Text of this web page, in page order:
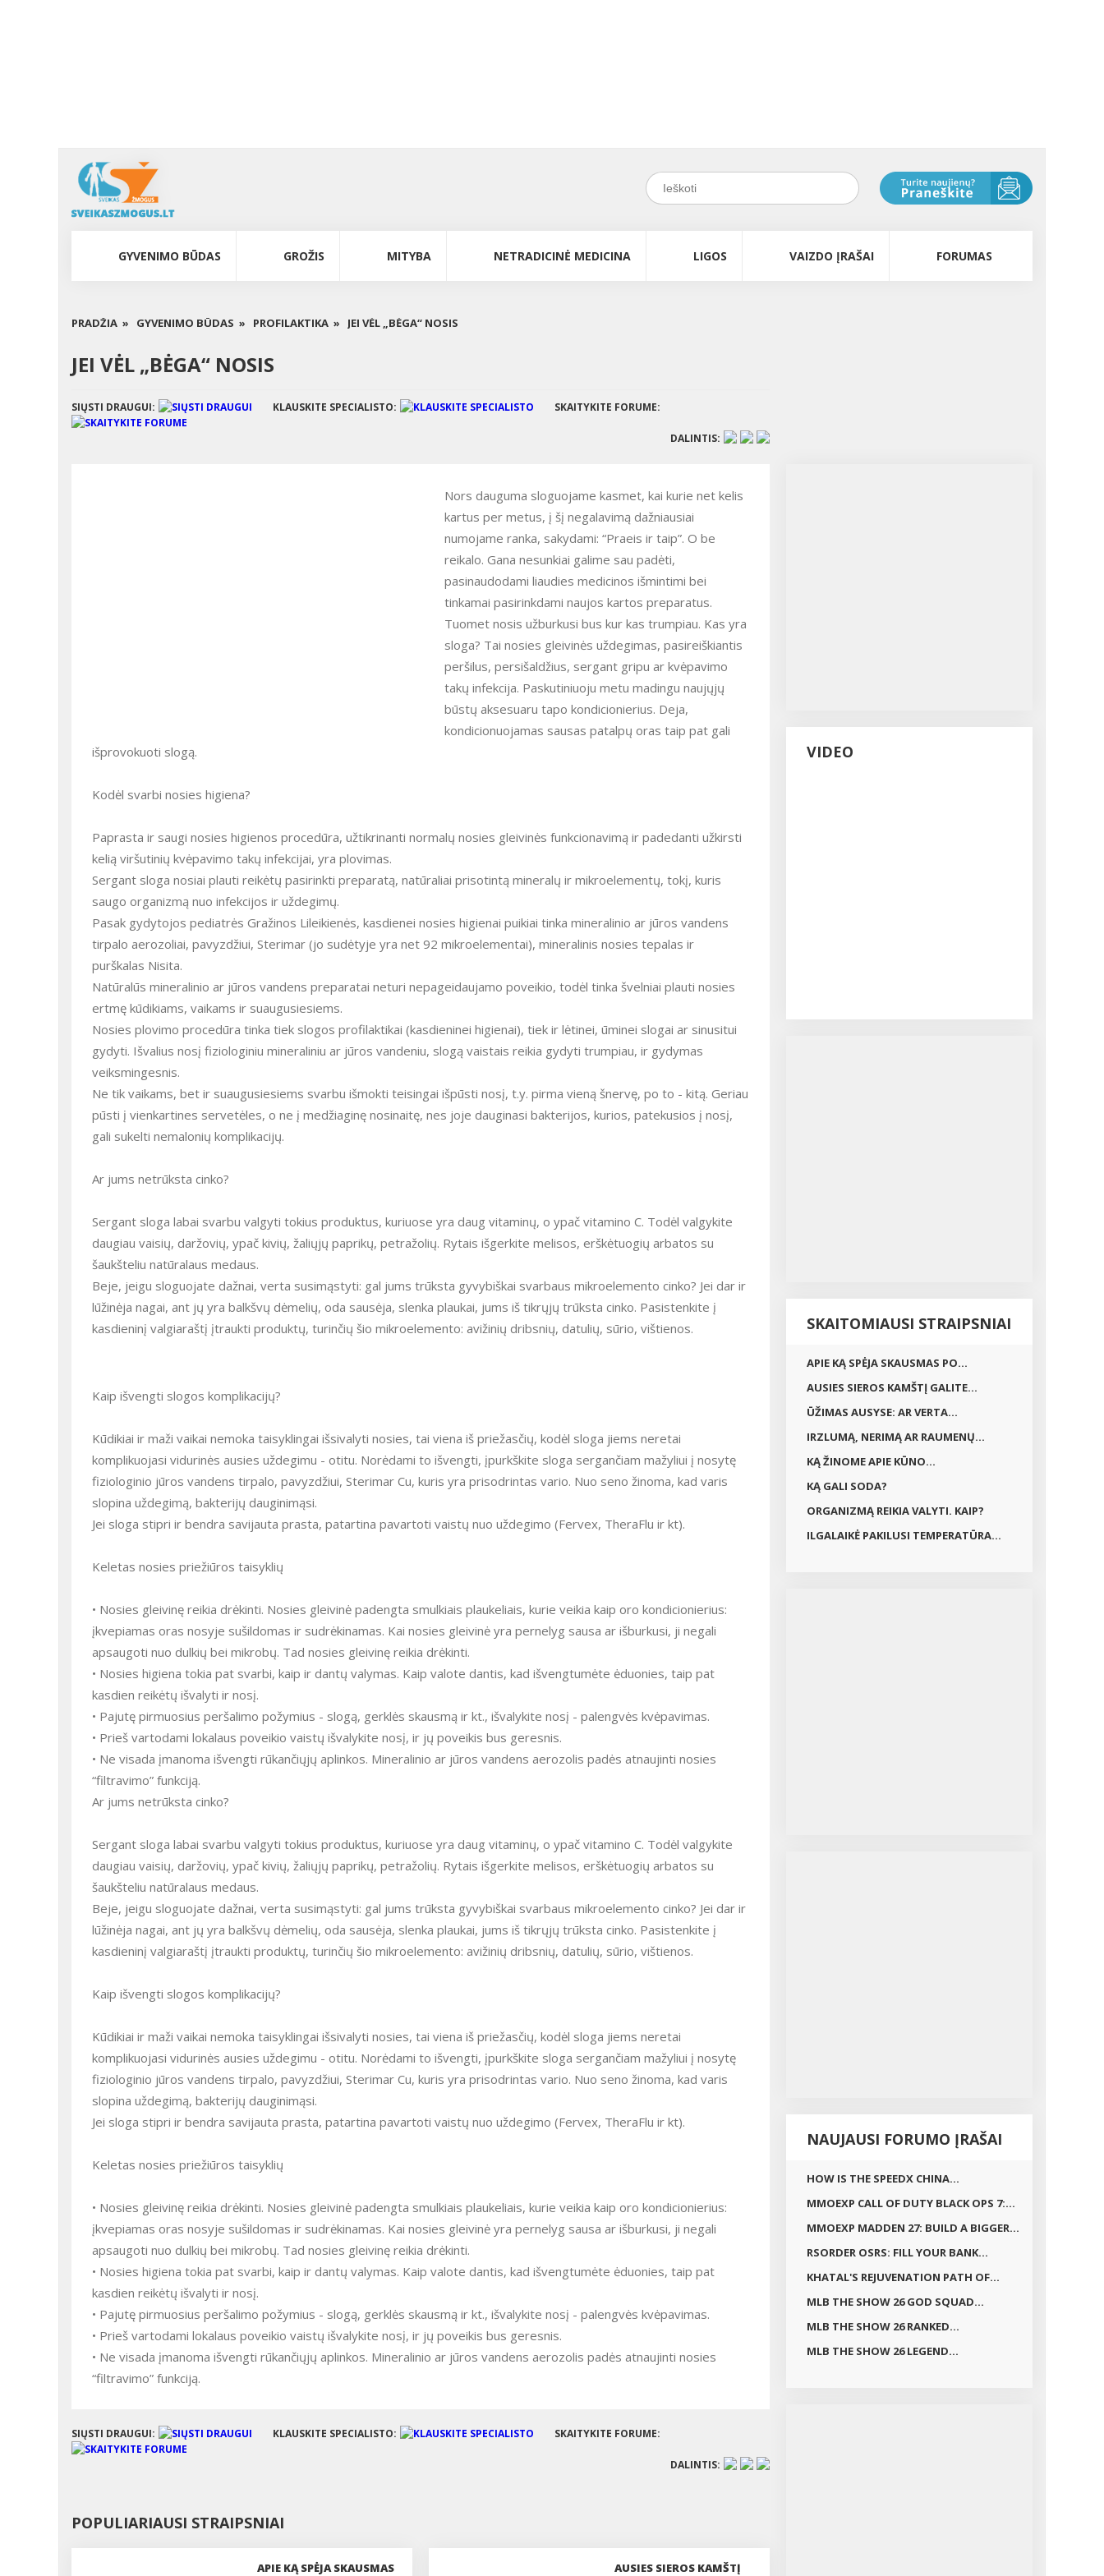
GYVENIMO BŪDAS GROŽIS MITYBA NETRADICINĖ MEDICINA LIGOS VAIZDO ĮRAŠAI FORUMAS
PRADŽIA » GYVENIMO BŪDAS » PROFILAKTIKA » JEI VĖL „BĖGA“ NOSIS
JEI VĖL „BĖGA“ NOSIS
SIŲSTI DRAUGUI: KLAUSKITE SPECIALISTO: SKAITYKITE FORUME:
DALINTIS:
Nors dauguma sloguojame kasmet, kai kurie net kelis
kartus per metus, į šį negalavimą dažniausiai
numojame ranka, sakydami: “Praeis ir taip”. O be
reikalo. Gana nesunkiai galime sau padėti,
pasinaudodami liaudies medicinos išmintimi bei
tinkamai pasirinkdami naujos kartos preparatus.
Tuomet nosis užburkusi bus kur kas trumpiau. Kas yra
sloga? Tai nosies gleivinės uždegimas, pasireiškiantis
peršilus, persišaldžius, sergant gripu ar kvėpavimo
takų infekcija. Paskutiniuoju metu madingu naujųjų
būstų aksesuaru tapo kondicionierius. Deja,
kondicionuojamas sausas patalpų oras taip pat gali
išprovokuoti slogą.
Kodėl svarbi nosies higiena?
Paprasta ir saugi nosies higienos procedūra, užtikrinanti normalų nosies gleivinės funkcionavimą ir padedanti užkirsti
kelią viršutinių kvėpavimo takų infekcijai, yra plovimas.
Sergant sloga nosiai plauti reikėtų pasirinkti preparatą, natūraliai prisotintą mineralų ir mikroelementų, tokį, kuris
saugo organizmą nuo infekcijos ir uždegimų.
Pasak gydytojos pediatrės Gražinos Lileikienės, kasdienei nosies higienai puikiai tinka mineralinio ar jūros vandens
tirpalo aerozoliai, pavyzdžiui, Sterimar (jo sudėtyje yra net 92 mikroelementai), mineralinis nosies tepalas ir
purškalas Nisita.
Natūralūs mineralinio ar jūros vandens preparatai neturi nepageidaujamo poveikio, todėl tinka švelniai plauti nosies
ertmę kūdikiams, vaikams ir suaugusiesiems.
Nosies plovimo procedūra tinka tiek slogos profilaktikai (kasdieninei higienai), tiek ir lėtinei, ūminei slogai ar sinusitui
gydyti. Išvalius nosį fiziologiniu mineraliniu ar jūros vandeniu, slogą vaistais reikia gydyti trumpiau, ir gydymas
veiksmingesnis.
Ne tik vaikams, bet ir suaugusiesiems svarbu išmokti teisingai išpūsti nosį, t.y. pirma vieną šnervę, po to - kitą. Geriau
pūsti į vienkartines servetėles, o ne į medžiaginę nosinaitę, nes joje dauginasi bakterijos, kurios, patekusios į nosį,
gali sukelti nemalonių komplikacijų.
Ar jums netrūksta cinko?
Sergant sloga labai svarbu valgyti tokius produktus, kuriuose yra daug vitaminų, o ypač vitamino C. Todėl valgykite
daugiau vaisių, daržovių, ypač kivių, žaliųjų paprikų, petražolių. Rytais išgerkite melisos, erškėtuogių arbatos su
šaukšteliu natūralaus medaus.
Beje, jeigu sloguojate dažnai, verta susimąstyti: gal jums trūksta gyvybiškai svarbaus mikroelemento cinko? Jei dar ir
lūžinėja nagai, ant jų yra balkšvų dėmelių, oda sausėja, slenka plaukai, jums iš tikrųjų trūksta cinko. Pasistenkite į
kasdieninį valgiaraštį įtraukti produktų, turinčių šio mikroelemento: avižinių dribsnių, datulių, sūrio, vištienos.
Kaip išvengti slogos komplikacijų?
Kūdikiai ir maži vaikai nemoka taisyklingai išsivalyti nosies, tai viena iš priežasčių, kodėl sloga jiems neretai
komplikuojasi vidurinės ausies uždegimu - otitu. Norėdami to išvengti, įpurkškite sloga sergančiam mažyliui į nosytę
fiziologinio jūros vandens tirpalo, pavyzdžiui, Sterimar Cu, kuris yra prisodrintas vario. Nuo seno žinoma, kad varis
slopina uždegimą, bakterijų dauginimąsi.
Jei sloga stipri ir bendra savijauta prasta, patartina pavartoti vaistų nuo uždegimo (Fervex, TheraFlu ir kt).
Keletas nosies priežiūros taisyklių
• Nosies gleivinę reikia drėkinti. Nosies gleivinė padengta smulkiais plaukeliais, kurie veikia kaip oro kondicionierius:
įkvepiamas oras nosyje sušildomas ir sudrėkinamas. Kai nosies gleivinė yra pernelyg sausa ar išburkusi, ji negali
apsaugoti nuo dulkių bei mikrobų. Tad nosies gleivinę reikia drėkinti.
• Nosies higiena tokia pat svarbi, kaip ir dantų valymas. Kaip valote dantis, kad išvengtumėte ėduonies, taip pat
kasdien reikėtų išvalyti ir nosį.
• Pajutę pirmuosius peršalimo požymius - slogą, gerklės skausmą ir kt., išvalykite nosį - palengvės kvėpavimas.
• Prieš vartodami lokalaus poveikio vaistų išvalykite nosį, ir jų poveikis bus geresnis.
• Ne visada įmanoma išvengti rūkančiųjų aplinkos. Mineralinio ar jūros vandens aerozolis padės atnaujinti nosies
“filtravimo” funkciją.
Ar jums netrūksta cinko?
Sergant sloga labai svarbu valgyti tokius produktus, kuriuose yra daug vitaminų, o ypač vitamino C. Todėl valgykite
daugiau vaisių, daržovių, ypač kivių, žaliųjų paprikų, petražolių. Rytais išgerkite melisos, erškėtuogių arbatos su
šaukšteliu natūralaus medaus.
Beje, jeigu sloguojate dažnai, verta susimąstyti: gal jums trūksta gyvybiškai svarbaus mikroelemento cinko? Jei dar ir
lūžinėja nagai, ant jų yra balkšvų dėmelių, oda sausėja, slenka plaukai, jums iš tikrųjų trūksta cinko. Pasistenkite į
kasdieninį valgiaraštį įtraukti produktų, turinčių šio mikroelemento: avižinių dribsnių, datulių, sūrio, vištienos.
Kaip išvengti slogos komplikacijų?
Kūdikiai ir maži vaikai nemoka taisyklingai išsivalyti nosies, tai viena iš priežasčių, kodėl sloga jiems neretai
komplikuojasi vidurinės ausies uždegimu - otitu. Norėdami to išvengti, įpurkškite sloga sergančiam mažyliui į nosytę
fiziologinio jūros vandens tirpalo, pavyzdžiui, Sterimar Cu, kuris yra prisodrintas vario. Nuo seno žinoma, kad varis
slopina uždegimą, bakterijų dauginimąsi.
Jei sloga stipri ir bendra savijauta prasta, patartina pavartoti vaistų nuo uždegimo (Fervex, TheraFlu ir kt).
Keletas nosies priežiūros taisyklių
• Nosies gleivinę reikia drėkinti. Nosies gleivinė padengta smulkiais plaukeliais, kurie veikia kaip oro kondicionierius:
įkvepiamas oras nosyje sušildomas ir sudrėkinamas. Kai nosies gleivinė yra pernelyg sausa ar išburkusi, ji negali
apsaugoti nuo dulkių bei mikrobų. Tad nosies gleivinę reikia drėkinti.
• Nosies higiena tokia pat svarbi, kaip ir dantų valymas. Kaip valote dantis, kad išvengtumėte ėduonies, taip pat
kasdien reikėtų išvalyti ir nosį.
• Pajutę pirmuosius peršalimo požymius - slogą, gerklės skausmą ir kt., išvalykite nosį - palengvės kvėpavimas.
• Prieš vartodami lokalaus poveikio vaistų išvalykite nosį, ir jų poveikis bus geresnis.
• Ne visada įmanoma išvengti rūkančiųjų aplinkos. Mineralinio ar jūros vandens aerozolis padės atnaujinti nosies
“filtravimo” funkciją.
SIŲSTI DRAUGUI: KLAUSKITE SPECIALISTO: SKAITYKITE FORUME:
DALINTIS:
POPULIARIAUSI STRAIPSNIAI
APIE KĄ SPĖJA SKAUSMAS
AUSIES SIEROS KAMŠTĮ
VIDEO
SKAITOMIAUSI STRAIPSNIAI
APIE KĄ SPĖJA SKAUSMAS PO...
AUSIES SIEROS KAMŠTĮ GALITE...
ŪŽIMAS AUSYSE: AR VERTA...
IRZLUMĄ, NERIMĄ AR RAUMENŲ...
KĄ ŽINOME APIE KŪNO...
KĄ GALI SODA?
ORGANIZMĄ REIKIA VALYTI. KAIP?
ILGALAIKĖ PAKILUSI TEMPERATŪRA...
NAUJAUSI FORUMO ĮRAŠAI
HOW IS THE SPEEDX CHINA...
MMOEXP CALL OF DUTY BLACK OPS 7:...
MMOEXP MADDEN 27: BUILD A BIGGER...
RSORDER OSRS: FILL YOUR BANK...
KHATAL'S REJUVENATION PATH OF...
MLB THE SHOW 26 GOD SQUAD...
MLB THE SHOW 26 RANKED...
MLB THE SHOW 26 LEGEND...